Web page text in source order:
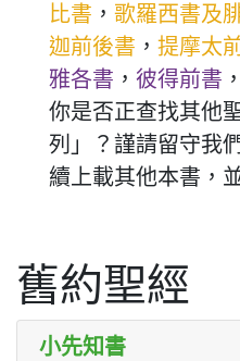
比書 ， 歌羅西書及
迦前後書 ， 提摩太
雅各書 ， 彼得前書 ，
你是否正查找其他
列」？謹請留守我
續上載其他本書，
舊約聖經
小先知書